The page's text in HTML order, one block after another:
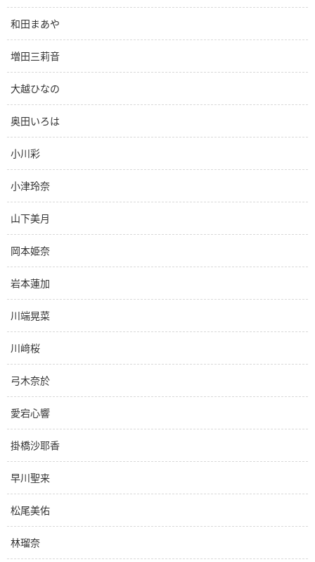
和田まあや
増田三莉音
大越ひなの
奥田いろは
小川彩
小津玲奈
山下美月
岡本姫奈
岩本蓮加
川端晃菜
川﨑桜
弓木奈於
愛宕心響
掛橋沙耶香
早川聖来
松尾美佑
林瑠奈